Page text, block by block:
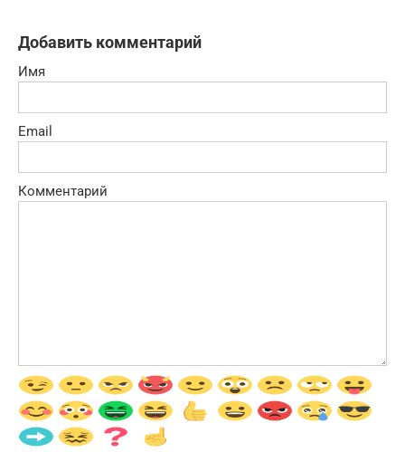
Добавить комментарий
Имя
Email
Комментарий